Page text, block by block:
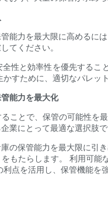
能力を最大限に高めるに
てください。
性と効率性を優先する
すために、適切なパレッ
能力を最大化
ことで、保管の可能性を
業にとって最適な選択肢
の保管能力を最大限に引
もたらします。 利用可
点を活用し、保管機能を